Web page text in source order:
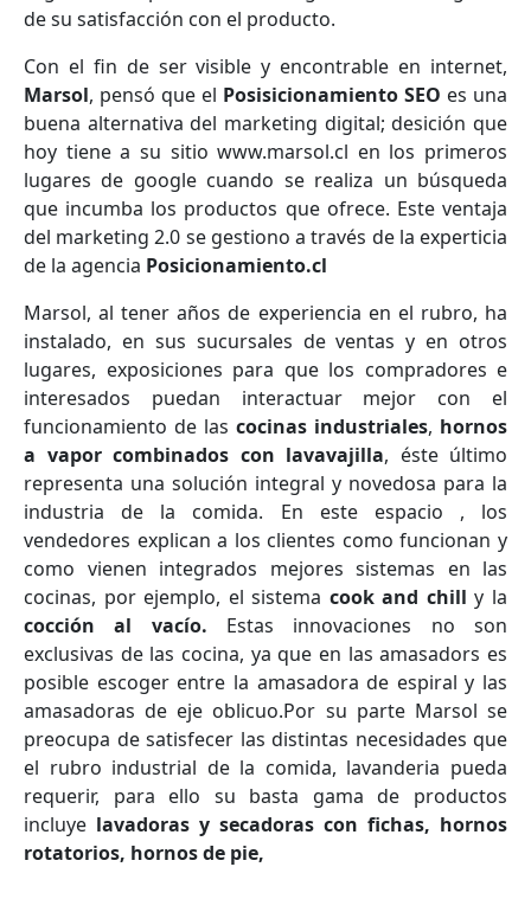
de su satisfacción con el producto.
Con el fin de ser visible y encontrable en internet,
Marsol, pensó que el Posisicionamiento SEO es una
buena alternativa del marketing digital; desición que
hoy tiene a su sitio www.marsol.cl en los primeros
lugares de google cuando se realiza un búsqueda
que incumba los productos que ofrece. Este ventaja
del marketing 2.0 se gestiono a través de la experticia
de la agencia Posicionamiento.cl
Marsol, al tener años de experiencia en el rubro, ha
instalado, en sus sucursales de ventas y en otros
lugares, exposiciones para que los compradores e
interesados puedan interactuar mejor con el
funcionamiento de las cocinas industriales, hornos
a vapor combinados con lavavajilla, éste último
representa una solución integral y novedosa para la
industria de la comida. En este espacio , los
vendedores explican a los clientes como funcionan y
como vienen integrados mejores sistemas en las
cocinas, por ejemplo, el sistema cook and chilly la
cocción al vacío. Estas innovaciones no son
exclusivas de las cocina, ya que en las amasadors es
posible escoger entre la amasadora de espiral y las
amasadoras de eje oblicuo.Por su parte Marsol se
preocupa de satisfecer las distintas necesidades que
el rubro industrial de la comida, lavanderia pueda
requerir, para ello su basta gama de productos
incluye lavadoras y secadoras con fichas, hornos
rotatorios, hornos de pie,